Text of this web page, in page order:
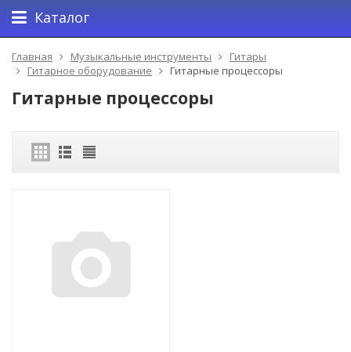
Каталог
Главная Музыкальные инструменты
Гитары
Гитарное оборудование
Гитарные процессоры
Гитарные процессоры